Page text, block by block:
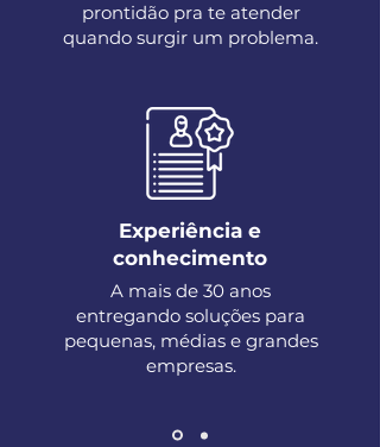
prontidão pra te atender
quando surgir um problema.
Experiência e
conhecimento
A mais de 30 anos
entregando soluções para
pequenas, médias e grandes
empresas.